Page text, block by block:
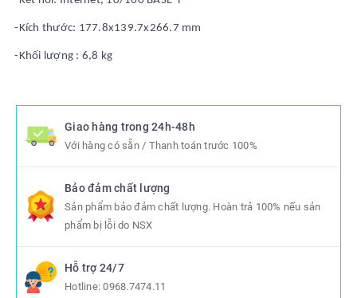
-Kích thước: 177.8x139.7x266.7 mm
-Khối lượng : 6,8 kg
Giao hàng trong 24h-48h
Với hàng có sẵn / Thanh toán trước 100%
Bảo đảm chất lượng
Sản phẩm bảo đảm chất lượng. Hoàn trả 100% nếu sản
phẩm bị lỗi do NSX
Hỗ trợ 24/7
Hotline:0968.7474.11